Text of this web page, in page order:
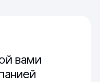
вами